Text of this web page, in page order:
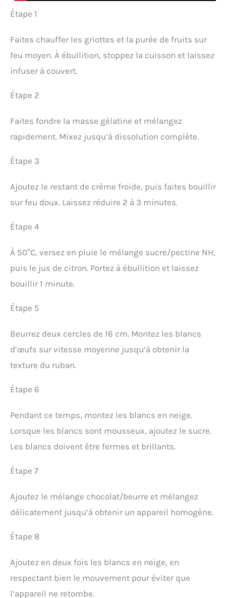
Étape 1
Faites chauffer les griottes et la purée de fruits sur
feu moyen. À ébullition, stoppez la cuisson et laissez
infuser à couvert.
Étape 2
Faites fondre la masse gélatine et mélangez
rapidement. Mixez jusqu’à dissolution complète.
Étape 3
Ajoutez le restant de crème froide, puis faites bouillir
sur feu doux. Laissez réduire 2 à 3 minutes.
Étape 4
À 50°C, versez en pluie le mélange sucre/pectine NH,
puis le jus de citron. Portez à ébullition et laissez
bouillir 1 minute.
Étape 5
Beurrez deux cercles de 16 cm. Montez les blancs
d’œufs sur vitesse moyenne jusqu’à obtenir la
texture du ruban.
Étape 6
Pendant ce temps, montez les blancs en neige.
Lorsque les blancs sont mousseux, ajoutez le sucre.
Les blancs doivent être fermes et brillants.
Étape 7
Ajoutez le mélange chocolat/beurre et mélangez
délicatement jusqu’à obtenir un appareil homogène.
Étape 8
Ajoutez en deux fois les blancs en neige, en
respectant bien le mouvement pour éviter que
l’appareil ne retombe.